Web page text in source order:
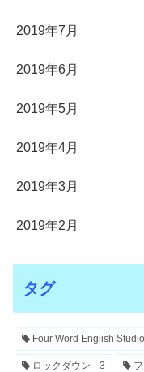
2019年7月
2019年6月
2019年5月
2019年4月
2019年3月
2019年2月
タグ
Four Word English Studio
ロックダウン 3